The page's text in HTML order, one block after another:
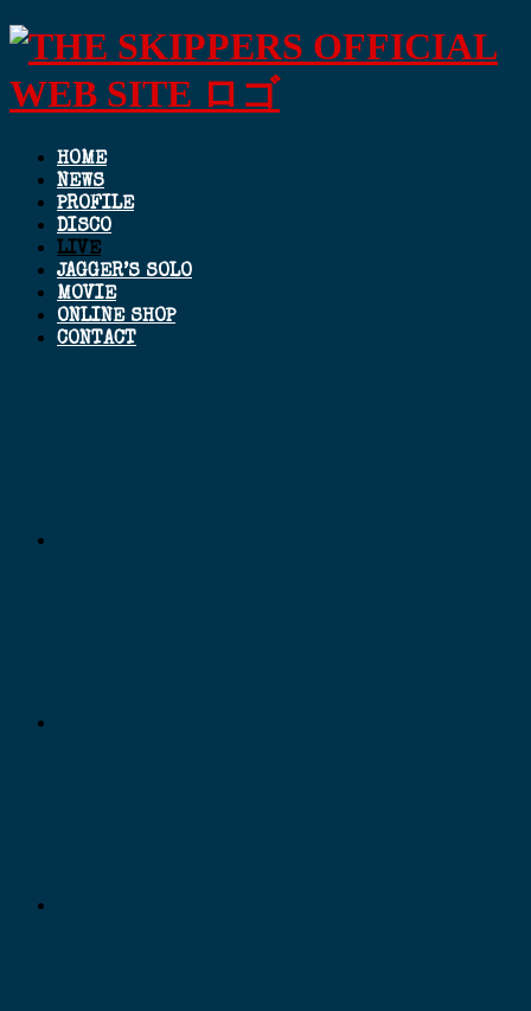
HOME
NEWS
PROFILE
DISCO
LIVE
JAGGER’S SOLO
MOVIE
ONLINE SHOP
CONTACT